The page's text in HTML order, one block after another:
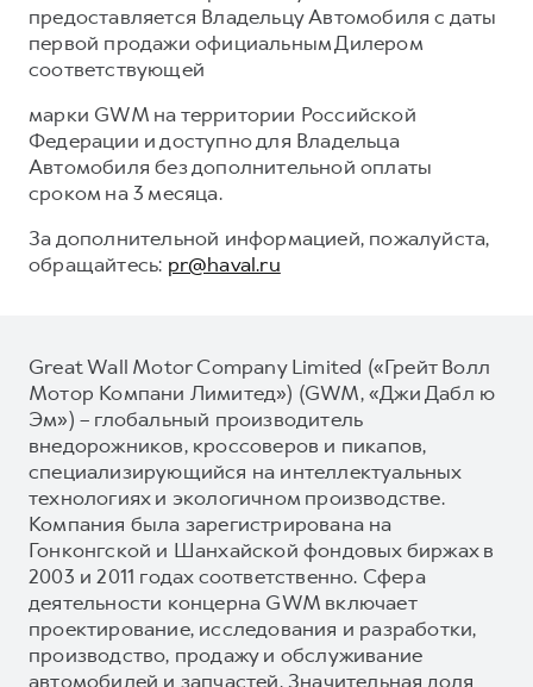
предоставляется Владельцу Автомобиля с даты
первой продажи официальным Дилером
соответствующей
марки GWM на территории Российской
Федерации и доступно для Владельца
Автомобиля без дополнительной оплаты
сроком на 3 месяца.
За дополнительной информацией, пожалуйста,
обращайтесь: pr@haval.ru
Great Wall Motor Company Limited («Грейт Волл
Мотор Компани Лимитед») (GWM, «Джи Дабл ю
Эм») – глобальный производитель
внедорожников, кроссоверов и пикапов,
специализирующийся на интеллектуальных
технологиях и экологичном производстве.
Компания была зарегистрирована на
Гонконгской и Шанхайской фондовых биржах в
2003 и 2011 годах соответственно. Сфера
деятельности концерна GWM включает
проектирование, исследования и разработки,
производство, продажу и обслуживание
автомобилей и запчастей. Значительная доля